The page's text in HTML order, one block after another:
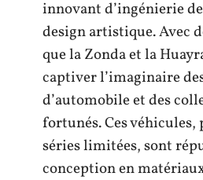
innovant d’ingénierie
design artistique. Avec
que la Zonda et la
captiver l’imaginaire
d’automobile et des
fortunés. Ces
séries limitées, sont
conception en